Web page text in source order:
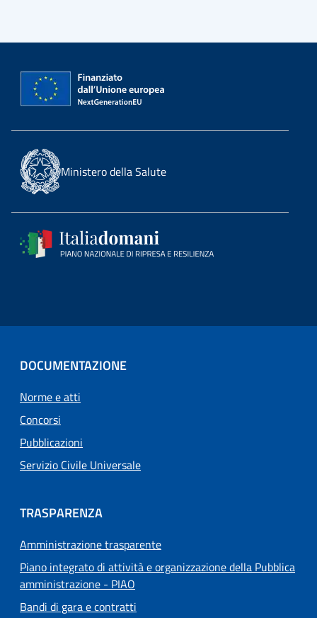
Ministero della Salute
DOCUMENTAZIONE
Norme e atti
Concorsi
Pubblicazioni
Servizio Civile Universale
TRASPARENZA
Amministrazione trasparente
Piano integrato di attività e organizzazione della Pubblica
amministrazione - PIAO
Bandi di gara e contratti